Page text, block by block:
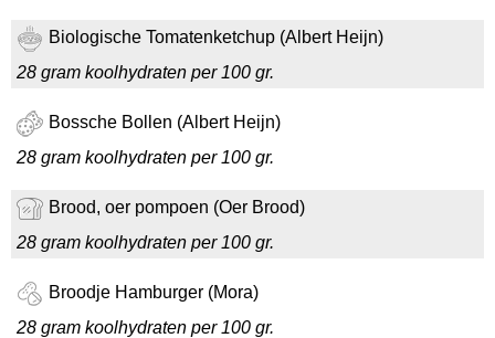
Biologische Tomatenketchup (Albert Heijn)
28 gram koolhydraten per 100 gr.
Bossche Bollen (Albert Heijn)
28 gram koolhydraten per 100 gr.
Brood, oer pompoen (Oer Brood)
28 gram koolhydraten per 100 gr.
Broodje Hamburger (Mora)
28 gram koolhydraten per 100 gr.